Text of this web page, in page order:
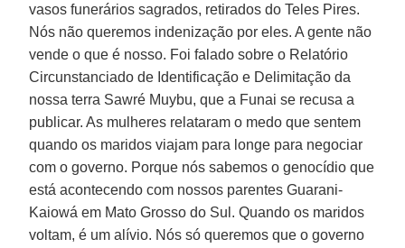
vasos funerários sagrados, retirados do Teles Pires.
Nós não queremos indenização por eles. A gente não
vende o que é nosso. Foi falado sobre o Relatório
Circunstanciado de Identificação e Delimitação da
nossa terra Sawré Muybu, que a Funai se recusa a
publicar. As mulheres relataram o medo que sentem
quando os maridos viajam para longe para negociar
com o governo. Porque nós sabemos o genocídio que
está acontecendo com nossos parentes Guarani-
Kaiowá em Mato Grosso do Sul. Quando os maridos
voltam, é um alívio. Nós só queremos que o governo